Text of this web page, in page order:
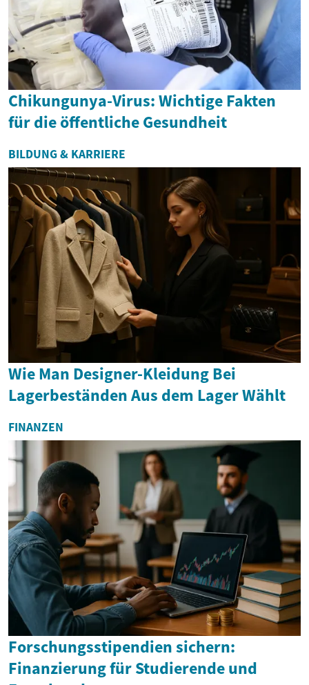
Chikungunya-Virus: Wichtige Fakten
für die öffentliche Gesundheit
BILDUNG & KARRIERE
Wie Man Designer-Kleidung Bei
Lagerbeständen Aus dem Lager Wählt
FINANZEN
Forschungsstipendien sichern:
Finanzierung für Studierende und